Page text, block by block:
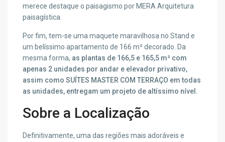
merece destaque o paisagismo por MERA Arquitetura
paisagística.
Por fim, tem-se uma maquete maravilhosa no Stand e
um belíssimo apartamento de 166 m²decorado. Da
mesma forma, as plantas de 166,5 e 165,5 m² com
apenas 2 unidades por andar e elevador privativo,
assim como SUÍTES MASTER COM TERRAÇO em todas
as unidades, entregam um projeto de altíssimo nível.
Sobre a Localização
Definitivamente, uma das regiões mais adoráveis e